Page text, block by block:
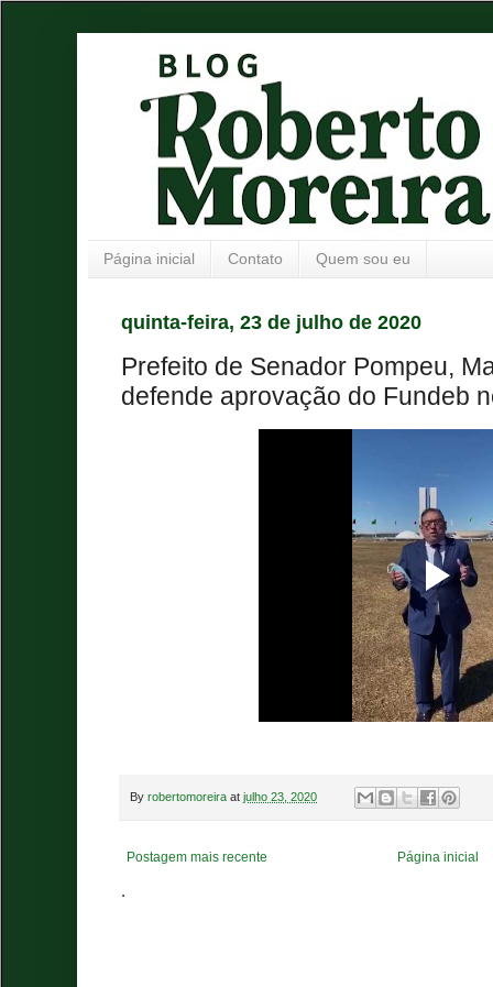
Página inicial Contato Quem sou eu
quinta-feira, 23 de julho de 2020
Prefeito de Senador Pompeu,
defende aprovação do Fundeb
By robertomoreira at julho 23, 2020
Postagem mais recente Página inicial
.